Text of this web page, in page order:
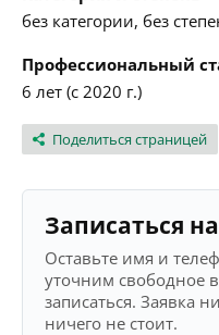
без категории, без
Профессиональный
6 лет (с 2020 г.)
Поделиться страницей
Записаться
Оставьте имя и
уточним свободное
записаться. Заявка
ничего не стоит.